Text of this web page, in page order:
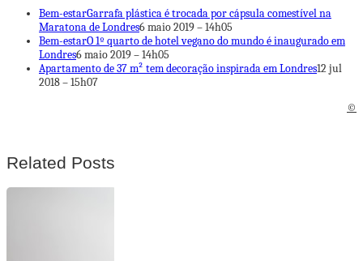
Bem-estarGarrafa plástica é trocada por cápsula comestível na
Maratona de Londres6 maio 2019 – 14h05
Bem-estarO 1º quarto de hotel vegano do mundo é inaugurado em
Londres6 maio 2019 – 14h05
Apartamento de 37 m² tem decoração inspirada em Londres12 jul
2018 – 15h07
©
Related Posts